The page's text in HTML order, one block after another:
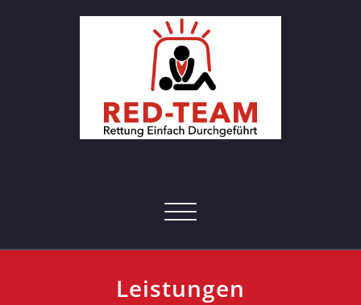
Hamburg
Toggle navigation
Leistungen